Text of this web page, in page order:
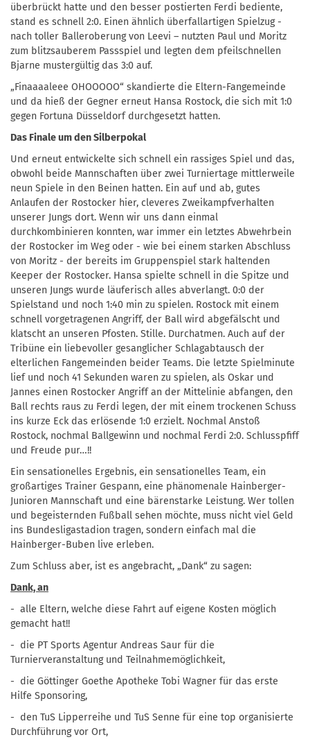
überbrückt hatte und den besser postierten Ferdi bediente,
stand es schnell 2:0. Einen ähnlich überfallartigen Spielzug -
nach toller Balleroberung von Leevi – nutzten Paul und Moritz
zum blitzsauberem Passspiel und legten dem pfeilschnellen
Bjarne mustergültig das 3:0 auf.
„Finaaaaleee OHOOOOO“ skandierte die Eltern-Fangemeinde
und da hieß der Gegner erneut Hansa Rostock, die sich mit 1:0
gegen Fortuna Düsseldorf durchgesetzt hatten.
Das Finale um den Silberpokal
Und erneut entwickelte sich schnell ein rassiges Spiel und das,
obwohl beide Mannschaften über zwei Turniertage mittlerweile
neun Spiele in den Beinen hatten. Ein auf und ab, gutes
Anlaufen der Rostocker hier, cleveres Zweikampfverhalten
unserer Jungs dort. Wenn wir uns dann einmal
durchkombinieren konnten, war immer ein letztes Abwehrbein
der Rostocker im Weg oder - wie bei einem starken Abschluss
von Moritz - der bereits im Gruppenspiel stark haltenden
Keeper der Rostocker. Hansa spielte schnell in die Spitze und
unseren Jungs wurde läuferisch alles abverlangt. 0:0 der
Spielstand und noch 1:40 min zu spielen. Rostock mit einem
schnell vorgetragenen Angriff, der Ball wird abgefälscht und
klatscht an unseren Pfosten. Stille. Durchatmen. Auch auf der
Tribüne ein liebevoller gesanglicher Schlagabtausch der
elterlichen Fangemeinden beider Teams. Die letzte Spielminute
lief und noch 41 Sekunden waren zu spielen, als Oskar und
Jannes einen Rostocker Angriff an der Mittelinie abfangen, den
Ball rechts raus zu Ferdi legen, der mit einem trockenen Schuss
ins kurze Eck das erlösende 1:0 erzielt. Nochmal Anstoß
Rostock, nochmal Ballgewinn und nochmal Ferdi 2:0. Schlusspfiff
und Freude pur…!!
Ein sensationelles Ergebnis, ein sensationelles Team, ein
großartiges Trainer Gespann, eine phänomenale Hainberger-
Junioren Mannschaft und eine bärenstarke Leistung. Wer tollen
und begeisternden Fußball sehen möchte, muss nicht viel Geld
ins Bundesligastadion tragen, sondern einfach mal die
Hainberger-Buben live erleben.
Zum Schluss aber, ist es angebracht, „Dank“ zu sagen:
Dank, an
- alle Eltern, welche diese Fahrt auf eigene Kosten möglich
gemacht hat!!
- die PT Sports Agentur Andreas Saur für die
Turnierveranstaltung und Teilnahmemöglichkeit,
- die Göttinger Goethe Apotheke Tobi Wagner für das erste
Hilfe Sponsoring,
- den TuS Lipperreihe und TuS Senne für eine top organisierte
Durchführung vor Ort,